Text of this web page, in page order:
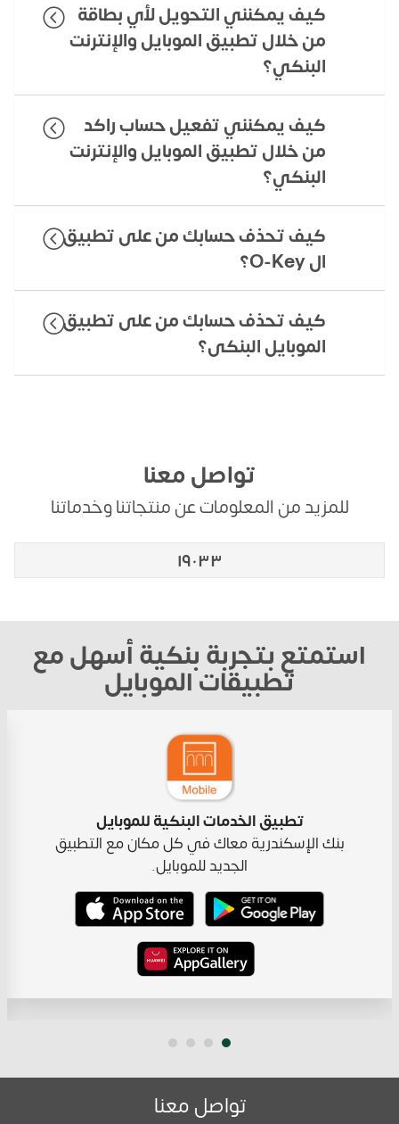
كيف يمكنني التحويل لأي بطاقة
من خلال تطبيق الموبايل والإنترنت
البنكي؟
كيف يمكنني تفعيل حساب راكد
من خلال تطبيق الموبايل والإنترنت
البنكي؟
كيف تحذف حسابك من على تطبيق
ال O-Key؟
كيف تحذف حسابك من على تطبيق
الموبايل البنكى؟
تواصل معنا
للمزيد من المعلومات عن منتجاتنا وخدماتنا
١٩٠٣٣
استمتع بتجربة بنكية أسهل مع
تطبيقات الموبايل
تطبيق الخدمات البنكية للموبايل
بنك الإسكندرية معاك في كل مكان مع التطبيق
الجديد للموبايل.
تواصل معنا